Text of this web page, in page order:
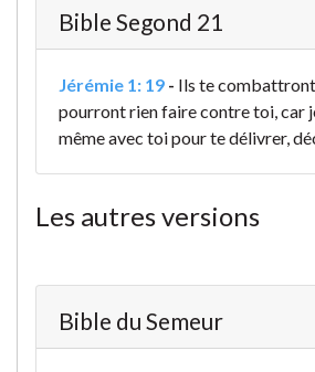
Bible Segond 21
Jérémie 1: 19 - Ils te
pourront rien faire contre toi, car
même avec toi pour te délivrer,
Les autres versions
Bible du Semeur